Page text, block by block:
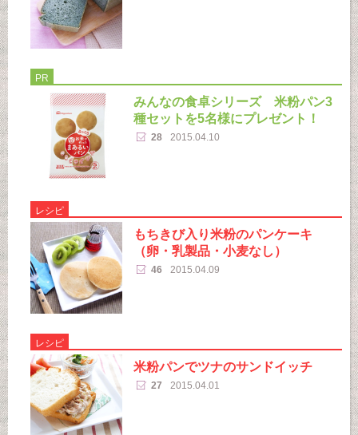
PR
みんなの食卓シリーズ 米粉パン3
種セットを5名様にプレゼント！
28 2015.04.10
レシピ
もちきび入り米粉のパンケーキ
（卵・乳製品・小麦なし）
46 2015.04.09
レシピ
米粉パンでツナのサンドイッチ
27 2015.04.01